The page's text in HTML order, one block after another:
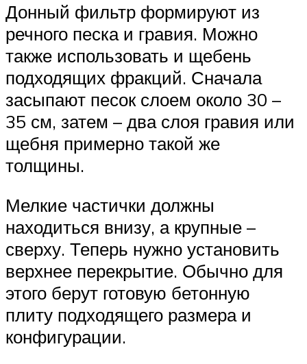
Донный фильтр формируют из
речного песка и гравия. Можно
также использовать и щебень
подходящих фракций. Сначала
засыпают песок слоем около 30 –
35 см, затем – два слоя гравия или
щебня примерно такой же
толщины.
Мелкие частички должны
находиться внизу, а крупные –
сверху. Теперь нужно установить
верхнее перекрытие. Обычно для
этого берут готовую бетонную
плиту подходящего размера и
конфигурации.